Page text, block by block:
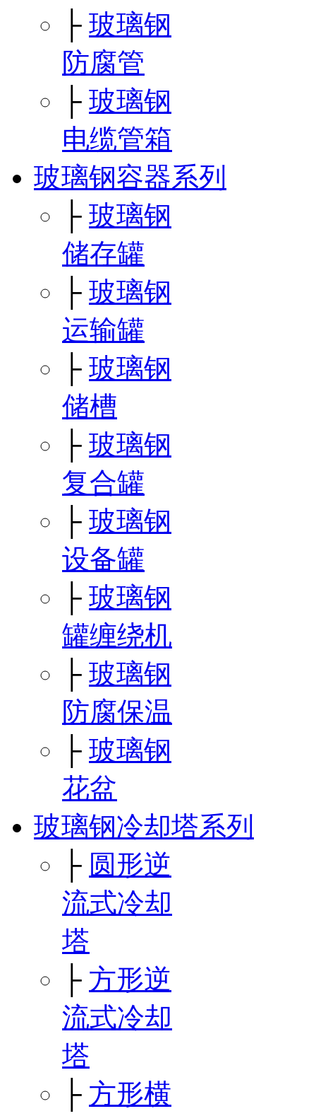
├ 玻璃钢
防腐管
├ 玻璃钢
电缆管箱
玻璃钢容器系列
├ 玻璃钢
储存罐
├ 玻璃钢
运输罐
├ 玻璃钢
储槽
├ 玻璃钢
复合罐
├ 玻璃钢
设备罐
├ 玻璃钢
罐缠绕机
├ 玻璃钢
防腐保温
├ 玻璃钢
花盆
玻璃钢冷却塔系列
├ 圆形逆
流式冷却
塔
├ 方形逆
流式冷却
塔
├ 方形横